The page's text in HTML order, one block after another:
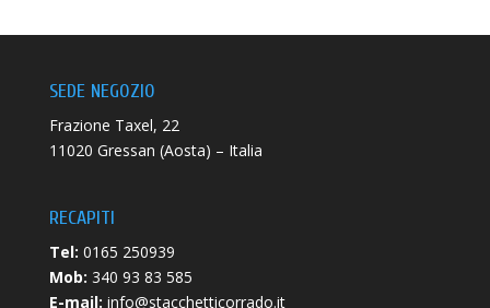
SEDE NEGOZIO
Frazione Taxel, 22
11020 Gressan (Aosta) – Italia
RECAPITI
Tel: 0165 250939
Mob: 340 93 83 585
E-mail: info@stacchetticorrado.it